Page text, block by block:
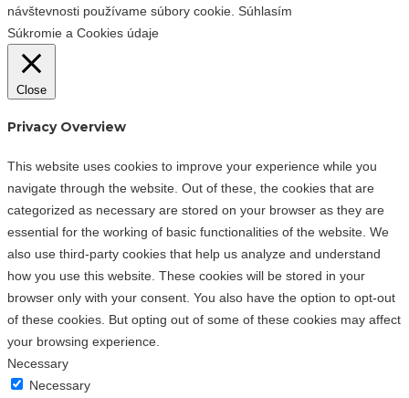
návštevnosti používame súbory cookie. Súhlasím
Súkromie a Cookies údaje
Close
Privacy Overview
This website uses cookies to improve your experience while you
navigate through the website. Out of these, the cookies that are
categorized as necessary are stored on your browser as they are
essential for the working of basic functionalities of the website. We
also use third-party cookies that help us analyze and understand
how you use this website. These cookies will be stored in your
browser only with your consent. You also have the option to opt-out
of these cookies. But opting out of some of these cookies may affect
your browsing experience.
Necessary
Necessary